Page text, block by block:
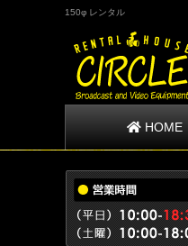
150φ レンタル
HOME